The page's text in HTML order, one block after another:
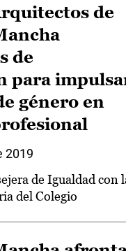
de
de
para
género en
2019
de Igualdad con
del Colegio